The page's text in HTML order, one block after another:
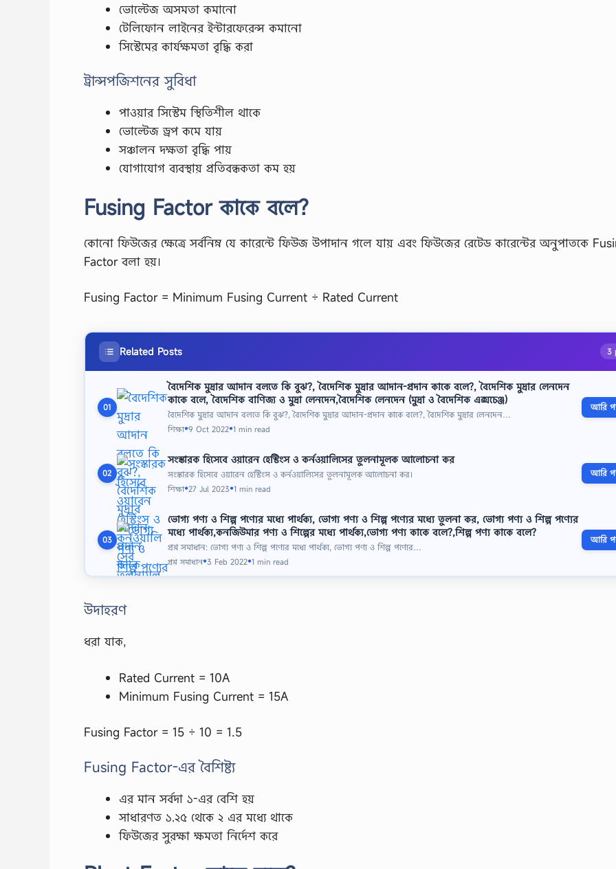
ভোল্টেজ অসমতা কমানো
টেলিফোন লাইনের ইন্টারফেরেন্স কমানো
সিস্টেমের কার্যক্ষমতা বৃদ্ধি করা
ট্রান্সপজিশনের সুবিধা
পাওয়ার সিস্টেম স্থিতিশীল থাকে
ভোল্টেজ ড্রপ কমে যায়
সঞ্চালন দক্ষতা বৃদ্ধি পায়
যোগাযোগ ব্যবস্থায় প্রতিবন্ধকতা কম হয়
Fusing Factor কাকে বলে?
কোনো ফিউজের ক্ষেত্রে সর্বনিম্ন যে কারেন্টে ফিউজ উপাদান গলে যায় এবং ফিউজের রেটেড কারেন্টের অনুপাতকে
Factor বলা হয়।
Fusing Factor = Minimum Fusing Current ÷ Rated Current
Related Posts 3
01
বৈদেশিক মুদ্রার আদান বলতে কি বুঝ?, বৈদেশিক মুদ্রার আদান-প্রদান কাকে বলে?, বৈদেশিক মুদ্রার লেনদেন
কাকে বলে, বৈদেশিক বাণিজ্য ও মুদ্রা লেনদেন,বৈদেশিক লেনদেন (মুদ্রা ও বৈদেশিক এক্সচেঞ্জ)
বৈদেশিক মুদ্রার আদান বলতে কি বুঝ?, বৈদেশিক মুদ্রার আদান-প্রদান কাকে বলে?, বৈদেশিক মুদ্রার লেনদেন…
শিক্ষা●9 Oct 2022●1 min read
আরি
02
সংস্কারক হিসেবে ওয়ারেন হেস্টিংস ও কর্নওয়ালিসের তুলনামূলক আলোচনা কর
সংস্কারক হিসেবে ওয়ারেন হেস্টিংস ও কর্নওয়ালিসের তুলনামূলক আলোচনা কর।
শিক্ষা●27 Jul 2023●1 min read
আরি
03
ভোগ্য পণ্য ও শিল্প পণ্যের মধ্যে পার্থক্য, ভোগ্য পণ্য ও শিল্প পণ্যের মধ্যে তুলনা কর, ভোগ্য পণ্য ও শিল্প পণ্যের
মধ্যে পার্থক্য,কনজিউমার পণ্য ও শিল্পের মধ্যে পার্থক্য,ভোগ্য পণ্য কাকে বলে?,শিল্প পণ্য কাকে বলে?
প্রশ্ন সমাধান: ভোগ্য পণ্য ও শিল্প পণ্যের মধ্যে পার্থক্য, ভোগ্য পণ্য ও শিল্প পণ্যের…
প্রশ্ন সমাধান●3 Feb 2022●1 min read
আরি
উদাহরণ
ধরা যাক,
Rated Current = 10A
Minimum Fusing Current = 15A
Fusing Factor = 15 ÷ 10 = 1.5
Fusing Factor-এর বৈশিষ্ট্য
এর মান সর্বদা ১-এর বেশি হয়
সাধারণত ১.২৫ থেকে ২ এর মধ্যে থাকে
ফিউজের সুরক্ষা ক্ষমতা নির্দেশ করে